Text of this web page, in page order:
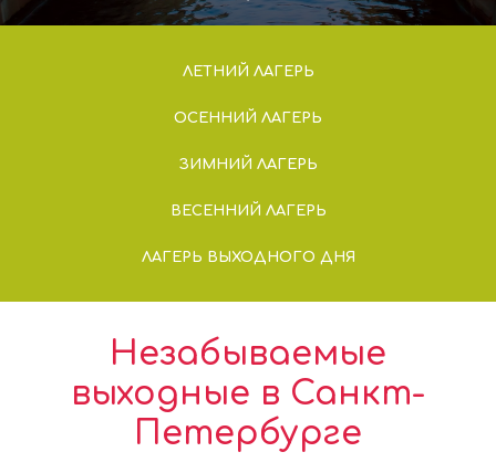
ЛЕТНИЙ ЛАГЕРЬ
ОСЕННИЙ ЛАГЕРЬ
ЗИМНИЙ ЛАГЕРЬ
ВЕСЕННИЙ ЛАГЕРЬ
ЛАГЕРЬ ВЫХОДНОГО ДНЯ
Незабываемые
выходные в Санкт-
Петербурге